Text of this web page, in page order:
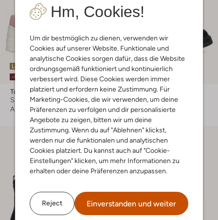
Hm, Cookies!
Um dir bestmöglich zu dienen, verwenden wir
Cookies auf unserer Website. Funktionale und
analytische Cookies sorgen dafür, dass die Website
ordnungsgemäß funktioniert und kontinuierlich
verbessert wird. Diese Cookies werden immer
platziert und erfordern keine Zustimmung. Für
Marketing-Cookies, die wir verwenden, um deine
Präferenzen zu verfolgen und dir personalisierte
Angebote zu zeigen, bitten wir um deine
Zustimmung. Wenn du auf "Ablehnen" klickst,
werden nur die funktionalen und analytischen
Cookies platziert. Du kannst auch auf "Cookie-
Einstellungen" klicken, um mehr Informationen zu
erhalten oder deine Präferenzen anzupassen.
Reject Einverstanden und weiter
Letzte Größen
-50%
Tommy Hilfiger
Sneaker Low
Ab
€ 41,99
Letzte Größen
-20%
Tommy Hilfiger
Schnürboots
€ 99,95 € 79,99